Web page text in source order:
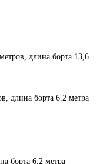
длина борта 13,6
длина борта 6.2 метра
борта 6.2 метра